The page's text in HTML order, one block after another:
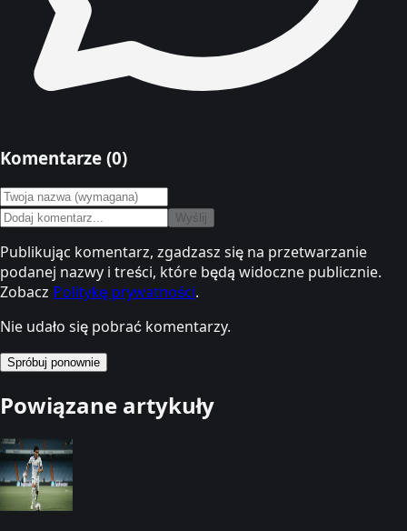
Komentarze (0)
Wyślij
Publikując komentarz, zgadzasz się na przetwarzanie
podanej nazwy i treści, które będą widoczne publicznie.
Zobacz Politykę prywatności.
Nie udało się pobrać komentarzy.
Spróbuj ponownie
Powiązane artykuły